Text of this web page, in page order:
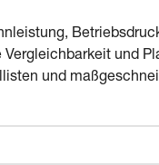
und
und